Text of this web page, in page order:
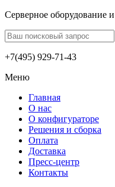
Серверное оборудование
+7(495) 929-71-43
Меню
Главная
О нас
О конфигураторе
Решения и сборка
Оплата
Доставка
Пресс-центр
Контакты